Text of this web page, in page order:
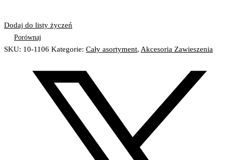
Dodaj do listy życzeń
Porównaj
SKU: 10-1106 Kategorie: Cały asortyment, Akcesoria Zawieszenia